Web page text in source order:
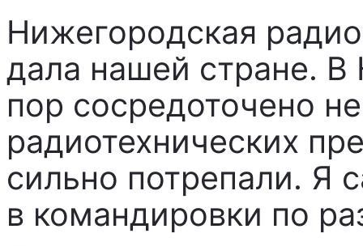
Нижегородская
дала нашей стране.
пор сосредоточено
радиотехнических
сильно потрепали. Я
в командировки по